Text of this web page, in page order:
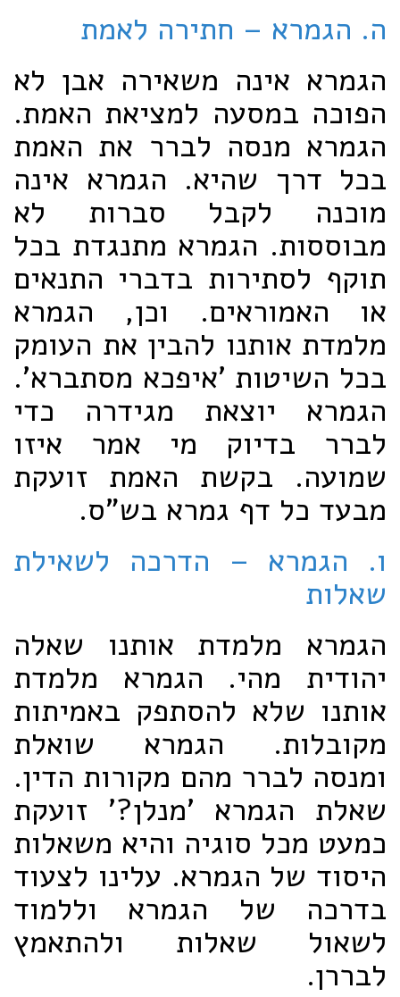
ה. הגמרא – חתירה לאמת
הגמרא אינה משאירה אבן לא
הפוכה במסעה למציאת האמת.
הגמרא מנסה לברר את האמת
בכל דרך שהיא. הגמרא אינה
מוכנה לקבל סברות לא
מבוססות. הגמרא מתנגדת בכל
תוקף לסתירות בדברי התנאים
או האמוראים. וכן, הגמרא
מלמדת אותנו להבין את העומק
בכל השיטות 'איפכא מסתברא'.
הגמרא יוצאת מגידרה כדי
לברר בדיוק מי אמר איזו
שמועה. בקשת האמת זועקת
מבעד כל דף גמרא בש"ס.
ו. הגמרא – הדרכה לשאילת
שאלות
הגמרא מלמדת אותנו שאלה
יהודית מהי. הגמרא מלמדת
אותנו שלא להסתפק באמיתות
מקובלות. הגמרא שואלת
ומנסה לברר מהם מקורות הדין.
שאלת הגמרא 'מנלן?' זועקת
כמעט מכל סוגיה והיא משאלות
היסוד של הגמרא. עלינו לצעוד
בדרכה של הגמרא וללמוד
לשאול שאלות ולהתאמץ
לבררן.